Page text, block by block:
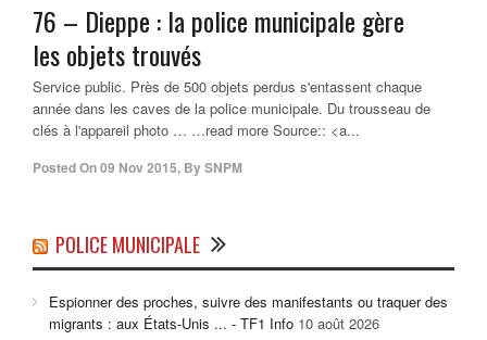
76 – Dieppe : la police municipale gère
les objets trouvés
Service public. Près de 500 objets perdus s'entassent chaque
année dans les caves de la police municipale. Du trousseau de
clés à l'appareil photo … …read more Source:: <a...
Posted On09 Nov 2015, BySNPM
POLICE MUNICIPALE
Espionner des proches, suivre des manifestants ou traquer des
migrants : aux États-Unis ... - TF1 Info 10 août 2026